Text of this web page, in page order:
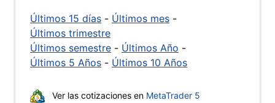
Últimos 15 días - Últimos mes -
Últimos trimestre
Últimos semestre - Últimos Año -
Últimos 5 Años - Últimos 10 Años
Ver las cotizaciones en MetaTrader 5